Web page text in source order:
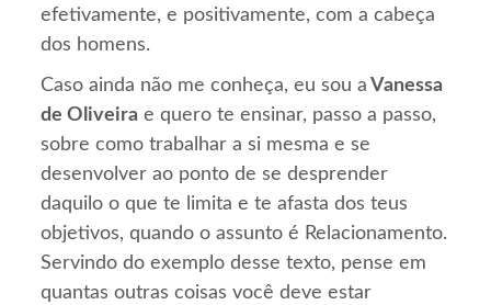
efetivamente, e positivamente, com a cabeça
dos homens.
Caso ainda não me conheça, eu sou a Vanessa
de Oliveira e quero te ensinar, passo a passo,
sobre como trabalhar a si mesma e se
desenvolver ao ponto de se desprender
daquilo o que te limita e te afasta dos teus
objetivos, quando o assunto é Relacionamento.
Servindo do exemplo desse texto, pense em
quantas outras coisas você deve estar